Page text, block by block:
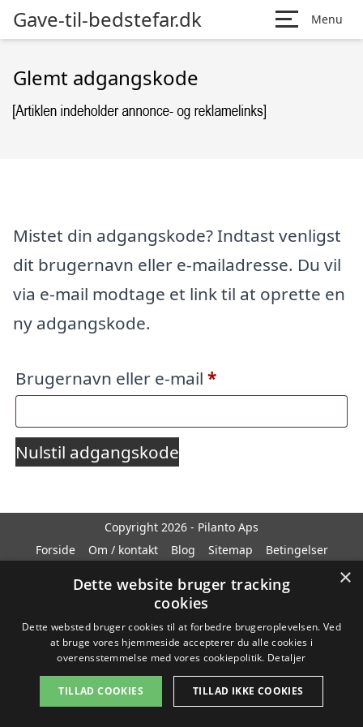
Gave-til-bedstefar.dk Menu
Glemt adgangskode
Mistet din adgangskode? Indtast venligst
dit brugernavn eller e-mailadresse. Du vil
via e-mail modtage et link til at oprette en
ny adgangskode.
Brugernavn eller e-mail *Påkrævet
Nulstil adgangskode
Copyright 2026 - Pilanto Aps
Forside
Om / kontakt Blog Sitemap Betingelser
×
Dette website bruger tracking
cookies
Dette websted bruger cookies til at forbedre brugeroplevelsen. Ved
at bruge vores hjemmeside accepterer du alle cookies i
overensstemmelse med vores cookiepolitik. Detaljer
TILLAD COOKIES TILLAD IKKE COOKIES